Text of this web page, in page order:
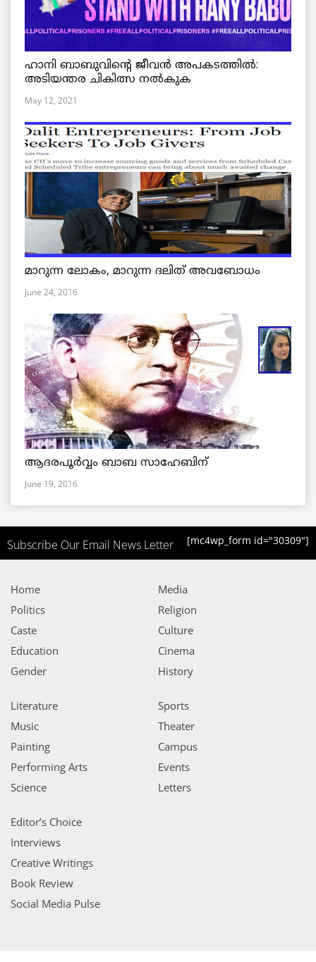
ഹാനി ബാബുവിന്റെ ജീവൻ അപകടത്തിൽ:
അടിയന്തര ചികിത്സ നൽകുക
May 12, 2021
മാറുന്ന ലോകം, മാറുന്ന ദലിത് അവബോധം
June 24, 2016
ആദരപൂര്‍വ്വം ബാബ സാഹേബിന്
June 19, 2016
Subscribe Our Email News Letter [mc4wp_form id="30309"]
Home
Politics
Caste
Education
Gender
Media
Religion
Culture
Cinema
History
Literature
Music
Painting
Performing Arts
Science
Sports
Theater
Campus
Events
Letters
Editor’s Choice
Interviews
Creative Writings
Book Review
Social Media Pulse